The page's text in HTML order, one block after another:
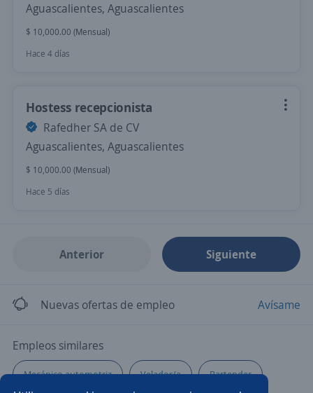
Aguascalientes, Aguascalientes
$ 10,000.00 (Mensual)
Hace 4 días
Hostess recepcionista
Rafedher SA de CV
Aguascalientes, Aguascalientes
$ 10,000.00 (Mensual)
Hace 5 días
Anterior Siguiente
Nuevas ofertas de empleo Avísame
Empleos similares
Mecánico automotriz Velador/a Bartender